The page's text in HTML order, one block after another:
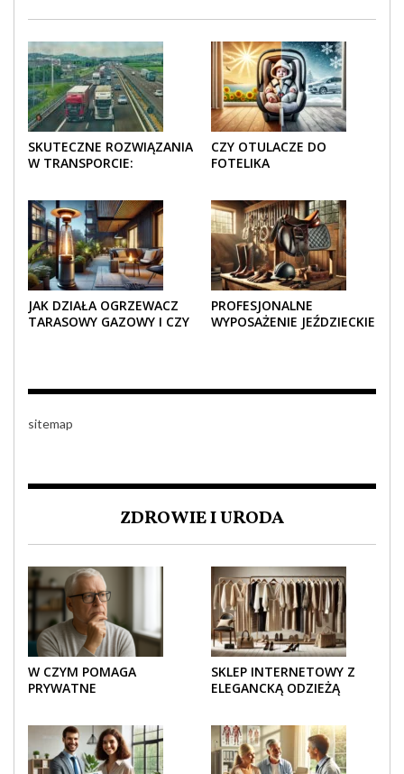
SKUTECZNE ROZWIĄZANIA
W TRANSPORCIE:
CZY OTULACZE DO
FOTELIKA
ZIMĄ?
JAK DZIAŁA OGRZEWACZ
TARASOWY GAZOWY I CZY
PROFESJONALNE
WYPOSAŻENIE JEŹDZIECKIE
sitemap
ZDROWIE I URODA
W CZYM POMAGA
PRYWATNE
SKLEP INTERNETOWY Z
ELEGANCKĄ ODZIEŻĄ